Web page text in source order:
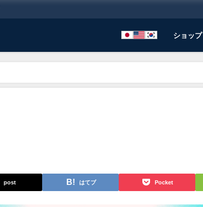
ショップ
post はてブ Pocket